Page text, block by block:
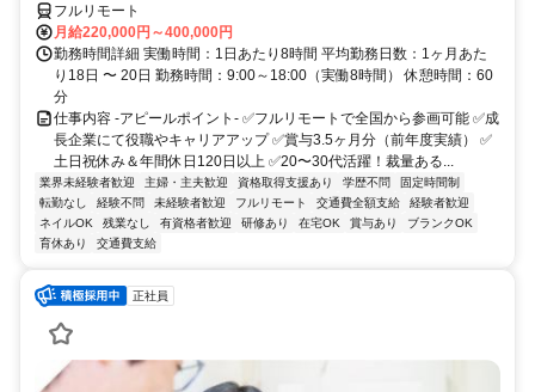
フルリモート
月給220,000円～400,000円
勤務時間詳細 実働時間：1日あたり8時間 平均勤務日数：1ヶ月あた
り18日 〜 20日 勤務時間：9:00～18:00（実働8時間） 休憩時間：60
分
仕事内容 -アピールポイント- ✅フルリモートで全国から参画可能 ✅成
長企業にて役職やキャリアアップ ✅賞与3.5ヶ月分（前年度実績） ✅
土日祝休み＆年間休日120日以上 ✅20〜30代活躍！裁量ある...
業界未経験者歓迎 主婦・主夫歓迎 資格取得支援あり 学歴不問
固定時間制
転勤なし
経験不問 未経験者歓迎 フルリモート 交通費全額支給
経験者歓迎
ネイルOK
残業なし 有資格者歓迎 研修あり 在宅OK 賞与あり
ブランクOK
育休あり
交通費支給
正社員